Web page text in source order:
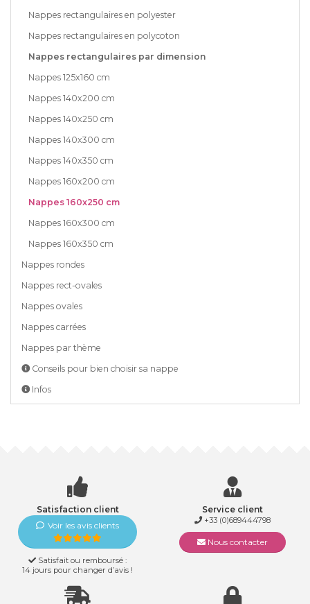
Nappes rectangulaires en polyester
Nappes rectangulaires en polycoton
Nappes rectangulaires par dimension
Nappes 125x160 cm
Nappes 140x200 cm
Nappes 140x250 cm
Nappes 140x300 cm
Nappes 140x350 cm
Nappes 160x200 cm
Nappes 160x250 cm
Nappes 160x300 cm
Nappes 160x350 cm
Nappes rondes
Nappes rect-ovales
Nappes ovales
Nappes carrées
Nappes par thème
Conseils pour bien choisir sa nappe
Infos
Satisfaction client
Voir les avis clients
Satisfait ou remboursé :
14 jours pour changer d’avis !
Service client
+33 (0)689444798
Nous contacter